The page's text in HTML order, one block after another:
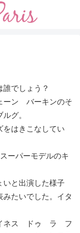
でしょう？
ーン バーキンのそ
グ。
をはきこなしてい
ーパーモデルのキ
と出演した様子
みたいでした。イタ
イネス ドゥ ラ フ